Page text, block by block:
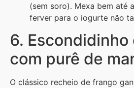
(sem soro). Mexa bem até
ferver para o iogurte não
6.
com purê de
O clássico recheio de frango